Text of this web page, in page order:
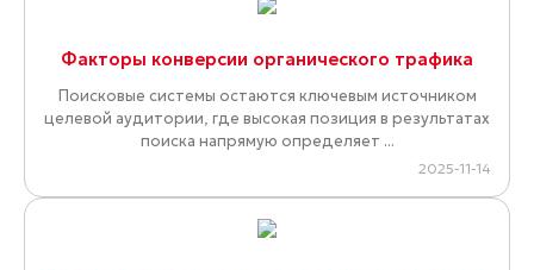
Факторы конверсии органического трафика
Поисковые системы остаются ключевым источником
целевой аудитории, где высокая позиция в результатах
поиска напрямую определяет ...
2025-11-14